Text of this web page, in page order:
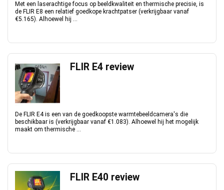
Met een laserachtige focus op beeldkwaliteit en thermische precisie, is
de FLIR E8 een relatief goedkope krachtpatser (verkrijgbaar vanaf
€5.165). Alhoewel hij ...
FLIR E4 review
De FLIR E4 is een van de goedkoopste warmtebeeldcamera's die
beschikbaar is (verkrijgbaar vanaf €1.083). Alhoewel hij het mogelijk
maakt om thermische ...
FLIR E40 review